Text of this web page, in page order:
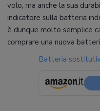
volo, ma anche la sua
indicatore sulla batteria
è dunque molto semplice
comprare una nuova
Batteria